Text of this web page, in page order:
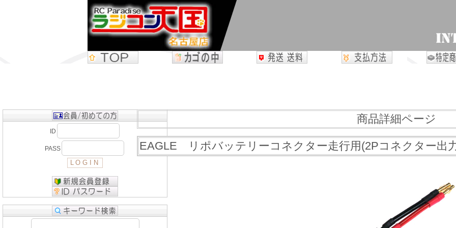
ID
PASS
商品詳細ページ
EAGLE リポバッテリーコネクター走行用(2Pコネクター出